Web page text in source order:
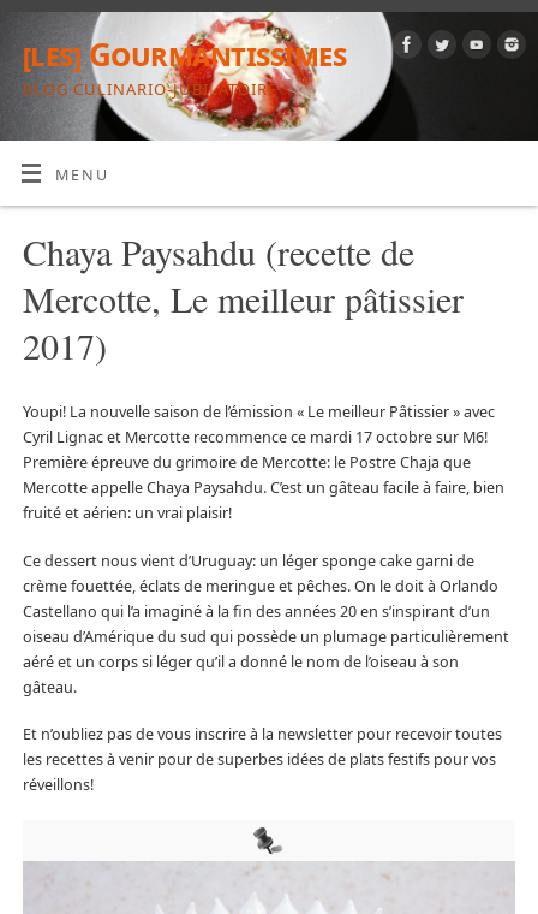
[les] Gourmantissimes
BLOG CULINARIO-JUBILATOIRE
MENU
Chaya Paysahdu (recette de
Mercotte, Le meilleur pâtissier
2017)
Youpi! La nouvelle saison de l’émission « Le meilleur Pâtissier » avec
Cyril Lignac et Mercotte recommence ce mardi 17 octobre sur M6!
Première épreuve du grimoire de Mercotte: le Postre Chaja que
Mercotte appelle Chaya Paysahdu. C’est un gâteau facile à faire, bien
fruité et aérien: un vrai plaisir!
Ce dessert nous vient d’Uruguay: un léger sponge cake garni de
crème fouettée, éclats de meringue et pêches. On le doit à Orlando
Castellano qui l’a imaginé à la fin des années 20 en s’inspirant d’un
oiseau d’Amérique du sud qui possède un plumage particulièrement
aéré et un corps si léger qu’il a donné le nom de l’oiseau à son
gâteau.
Et n’oubliez pas de vous inscrire à la newsletter pour recevoir toutes
les recettes à venir pour de superbes idées de plats festifs pour vos
réveillons!